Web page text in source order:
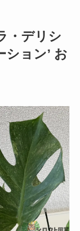
・デリシ
ション’ お